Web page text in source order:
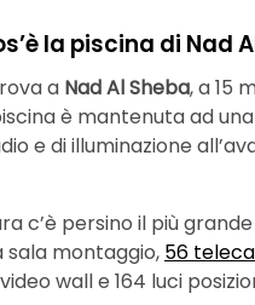
la piscina di Nad
a Nad Al Sheba, a 15
è mantenuta ad
e di illuminazione
c’è persino il più grande
montaggio, 56
wall e 164 luci